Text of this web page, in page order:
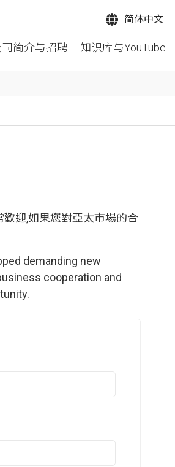
司简介与招聘 知识库与YouTube
简体中文
迎,如果您對亞太市場的合
demanding new
cooperation and